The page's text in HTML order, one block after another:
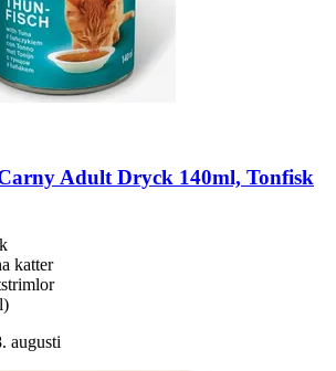
Adult Dryck 140ml, Tonfisk
katter
augusti